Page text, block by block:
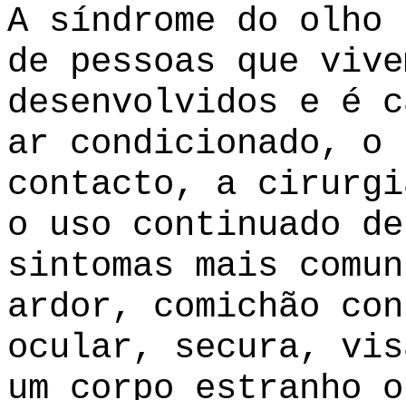
A síndrome do
de pessoas que
desenvolvidos e é
ar condicionado, o
contacto, a
o uso continuado
sintomas mais
ardor, comichão
ocular, secura,
um corpo